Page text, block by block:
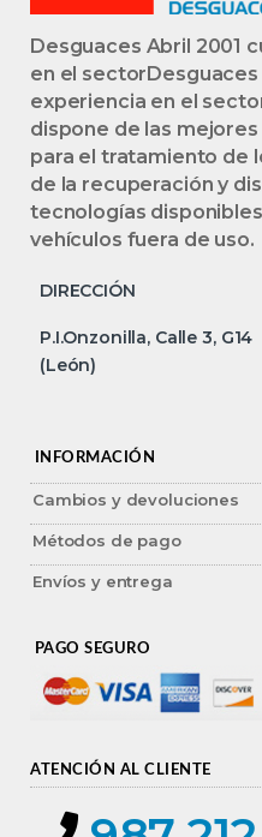
Desguaces Abril 2001
en el
experiencia en el
dispone de las
para el tratamiento de
de la recuperación y
tecnologías
vehículos fuera de uso.
DIRECCIÓN
P.I.Onzonilla, Calle 3, G14
(León)
INFORMACIÓN
Cambios y devoluciones
Métodos de pago
Envíos y entrega
PAGO SEGURO
ATENCIÓN AL CLIENTE